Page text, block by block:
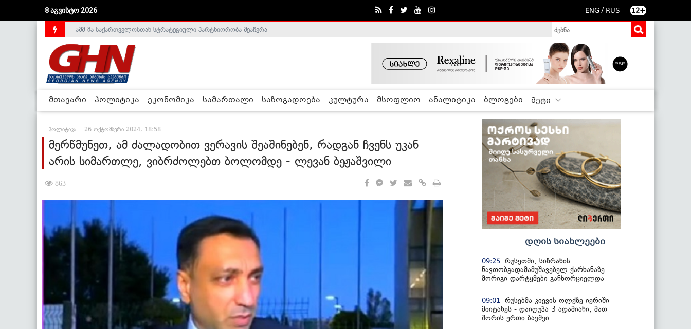
8 აგვისტო 2026 ENG / RUS 12+
საქართველოს დე-ფაქტო მთავრობა არალეგიტიმურია - ჰელსინკის კომისია
აშშ-მა საქართველოსთან სტრატეგიული პარტნიორობა შეაჩერა
მთავარი პოლიტიკა ეკონომიკა სამართალი საზოგადოება კულტურა მსოფლიო ანალიტიკა ბლოგები მეტი
პოლიტიკა 26 ოქტომბერი 2024, 18:58
მერწმუნეთ, ამ ძალადობით ვერავის შეაშინებენ, რადგან ჩვენს უკან
არის სიმართლე, ვიბრძოლებთ ბოლომდე - ლევან ბეჟაშვილი
863
დღის სიახლეები
09:25 რუსეთში, სიზრანის
ნავთობგადამამუშავებელ ქარხანაზე
მორიგი დარტყმები განხორციელდა
09:01
რუსებმა კიევის ოლქზე იერიში
მიიტანეს - დაიღუპა 3 ადამიანი, მათ
შორის ერთი ბავშვი